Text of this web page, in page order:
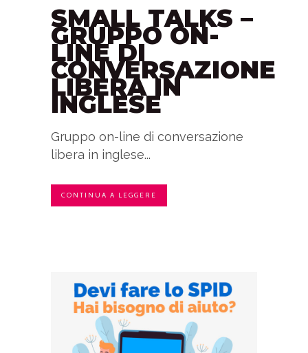
SMALL TALKS –
GRUPPO ON-
LINE DI
CONVERSAZIONE
LIBERA IN
INGLESE
Gruppo on-line di conversazione
libera in inglese...
CONTINUA A LEGGERE